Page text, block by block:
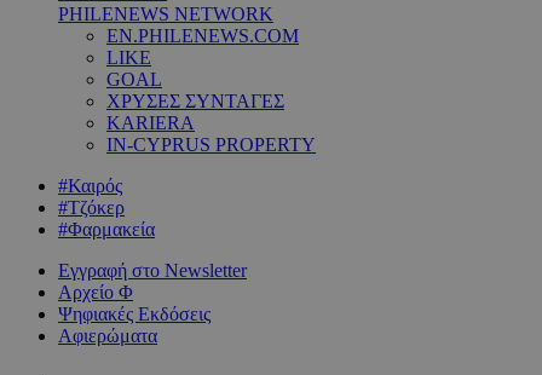
PHILENEWS NETWORK
EN.PHILENEWS.COM
LIKE
GOAL
ΧΡΥΣΕΣ ΣΥΝΤΑΓΕΣ
KARIERA
IN-CYPRUS PROPERTY
#Καιρός
#Τζόκερ
#Φαρμακεία
Εγγραφή στο Newsletter
Αρχείο Φ
Ψηφιακές Εκδόσεις
Αφιερώματα